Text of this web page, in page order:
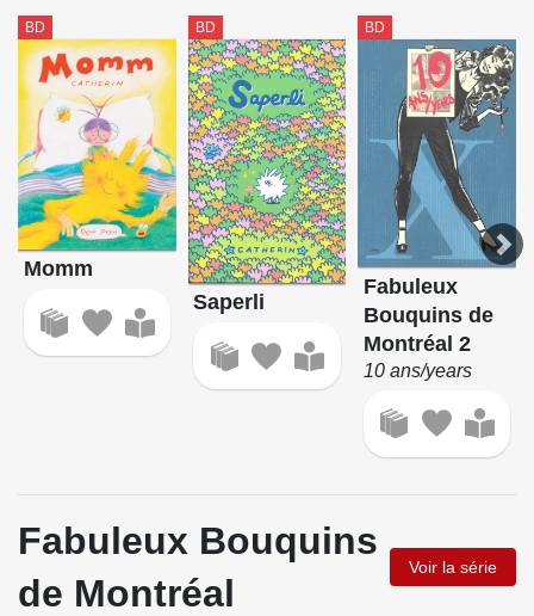
BD
Momm
BD
Saperli
BD
Fabuleux
Bouquins de
Montréal 2
10 ans/years
Fabuleux Bouquins
de Montréal
Voir la série